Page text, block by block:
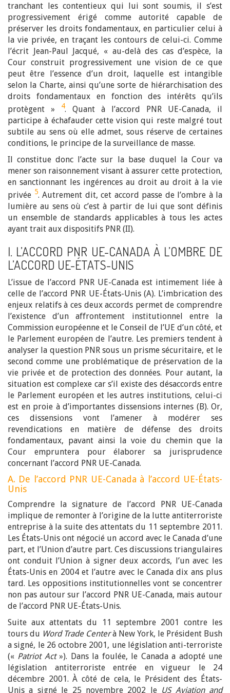
tranchant les contentieux qui lui sont soumis, il s’est
progressivement érigé comme autorité capable de
préserver les droits fondamentaux, en particulier celui à
la vie privée, en traçant les contours de celui-ci. Comme
l’écrit Jean-Paul Jacqué, « au-delà des cas d’espèce, la
Cour construit progressivement une vision de ce que
peut être l’essence d’un droit, laquelle est intangible
selon la Charte, ainsi qu’une sorte de hiérarchisation des
droits fondamentaux en fonction des intérêts qu’ils
protègent »
4. Quant à l’accord PNR UE-Canada, il
participe à échafauder cette vision qui reste malgré tout
subtile au sens où elle admet, sous réserve de certaines
conditions, le principe de la surveillance de masse.
Il constitue donc l’acte sur la base duquel la Cour va
mener son raisonnement visant à assurer cette protection,
en sanctionnant les ingérences au droit au droit à la vie
privée 5. Autrement dit, cet accord passe de l’ombre à la
lumière au sens où c’est à partir de lui que sont définis
un ensemble de standards applicables à tous les actes
ayant trait aux dispositifs PNR (II).
I. L’ACCORD PNR UE-CANADA À L’OMBRE DE
L’ACCORD UE-ÉTATS-UNIS
L’issue de l’accord PNR UE-Canada est intimement liée à
celle de l’accord PNR UE-États-Unis (A). L’imbrication des
enjeux relatifs à ces deux accords permet de comprendre
l’existence d’un affrontement institutionnel entre la
Commission européenne et le Conseil de l’UE d’un côté, et
le Parlement européen de l’autre. Les premiers tendent à
analyser la question PNR sous un prisme sécuritaire, et le
second comme une problématique de préservation de la
vie privée et de protection des données. Pour autant, la
situation est complexe car s’il existe des désaccords entre
le Parlement européen et les autres institutions, celui-ci
est en proie à d’importantes dissensions internes (B). Or,
ces dissensions vont l’amener à modérer ses
revendications en matière de défense des droits
fondamentaux, pavant ainsi la voie du chemin que la
Cour empruntera pour élaborer sa jurisprudence
concernant l’accord PNR UE-Canada.
A. De l’accord PNR UE-Canada à l’accord UE-États-
Unis
Comprendre la signature de l’accord PNR UE-Canada
implique de remonter à l’origine de la lutte antiterroriste
entreprise à la suite des attentats du 11 septembre 2011.
Les États-Unis ont négocié un accord avec le Canada d’une
part, et l’Union d’autre part. Ces discussions triangulaires
ont conduit l’Union à signer deux accords, l’un avec les
États-Unis en 2004 et l’autre avec le Canada dix ans plus
tard. Les oppositions institutionnelles vont se concentrer
non pas autour sur l’accord PNR UE-Canada, mais autour
de l’accord PNR UE-États-Unis.
Suite aux attentats du 11 septembre 2001 contre les
tours du Word Trade Centerà New York, le Président Bush
a signé, le 26 octobre 2001, une législation anti-terroriste
(« Patriot Act»). Dans la foulée, le Canada a adopté une
législation antiterroriste entrée en vigueur le 24
décembre 2001. À côté de cela, le Président des États-
Unis a signé le 25 novembre 2002 le US Aviation and